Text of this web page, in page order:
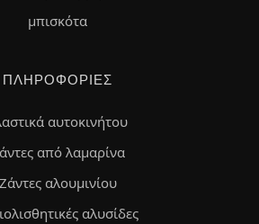
μπισκότα
ΠΛΗΡΟΦΟΡΊΕΣ
αυτοκινήτου
από λαμαρίνα
Ζάντες αλουμινίου
αλυσίδες